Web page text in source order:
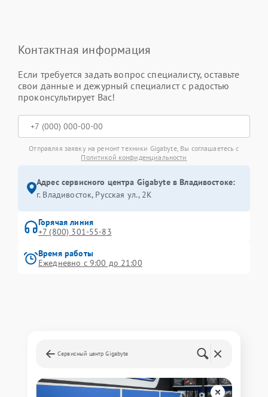
Контактная информация
Если требуется задать вопрос специалисту, оставьте
свои данные и дежурный специалист с радостью
проконсультирует Вас!
Отправляя заявку на ремонт техники Gigabyte, Вы соглашаетесь с
Политикой конфиденциальности
Адрес сервисного центра Gigabyte в Владивостоке:
г. Владивосток, Русская ул., 2К
Горячая линия
+7 (800) 301-55-83
Время работы
Ежедневно с 9:00 до 21:00
Сервисный центр Gigabyte